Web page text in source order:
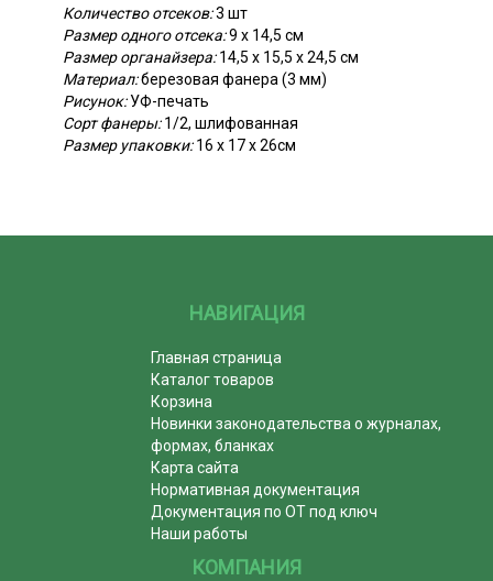
Количество отсеков:3 шт
Размер одного отсека:9 х 14,5 см
Размер органайзера:14,5 х 15,5 х 24,5 см
Материал:березовая фанера (3 мм)
Рисунок:УФ-печать
Сорт фанеры:1/2, шлифованная
Размер упаковки:16 х 17 х 26см
НАВИГАЦИЯ
Главная страница
Каталог товаров
Корзина
Новинки законодательства о журналах,
формах, бланках
Карта сайта
Нормативная документация
Документация по ОТ под ключ
Наши работы
КОМПАНИЯ